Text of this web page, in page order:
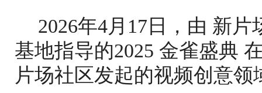
2026年4月17日，由 新
基地指导的2025 金雀盛典
片场社区发起的视频创意